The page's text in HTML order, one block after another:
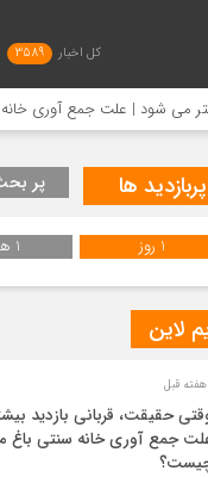
کل اخبار 3589
| علت جمع آوری خانه سنتی
پربازدید ها پر
1 روز 1 هفته
لاین
حقیقت، قربانی بازدید
جمع آوری خانه سنتی باغ